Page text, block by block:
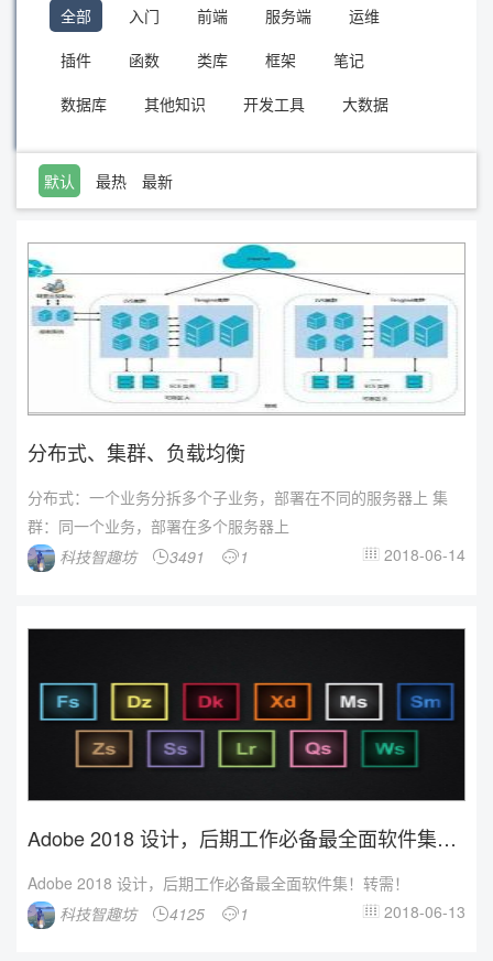
全部 入门 前端 服务端
运维
插件
函数 类库 框架
笔记
数据库
其他知识 开发工具 大数据
默认 最热 最新
分布式、集群、负载均衡
分布式：一个业务分拆多个子业务，部署在不同的服务器上 集
群：同一个业务，部署在多个服务器上
科技智趣坊
3491 1  2018-06-14
Adobe 2018 设计，后期工作必备最全面软件集！
Adobe 2018 设计，后期工作必备最全面软件集！转需！
科技智趣坊
4125 1  2018-06-13